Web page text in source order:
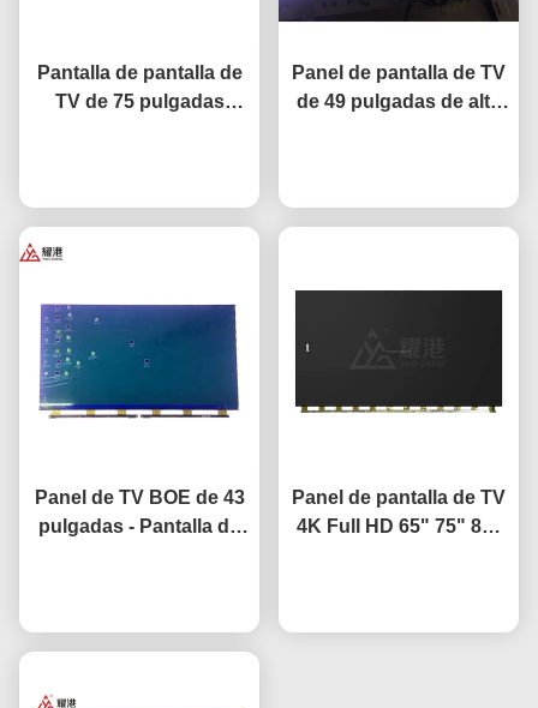
Pantalla de pantalla de
TV de 75 pulgadas
Panel de pantalla de TV
de 49 pulgadas de alto
Panel de TV BOE de 43
pulgadas - Pantalla de
Panel de pantalla de TV
4K Full HD 65" 75" 85"